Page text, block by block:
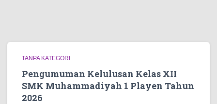
TANPA KATEGORI
Pengumuman Kelulusan Kelas XII
SMK Muhammadiyah 1 Playen Tahun
2026